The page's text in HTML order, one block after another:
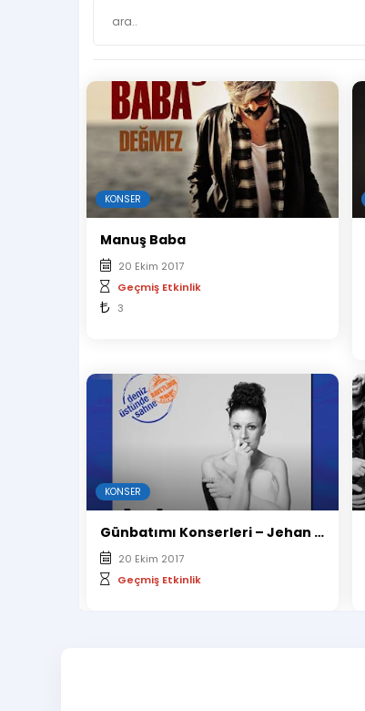
KONSER
Manuş Baba
20 Ekim 2017
Geçmiş Etkinlik
3
KONSER
Günbatımı Konserleri – Jehan Barbur// 20 Ekim 2017
20 Ekim 2017
Geçmiş Etkinlik